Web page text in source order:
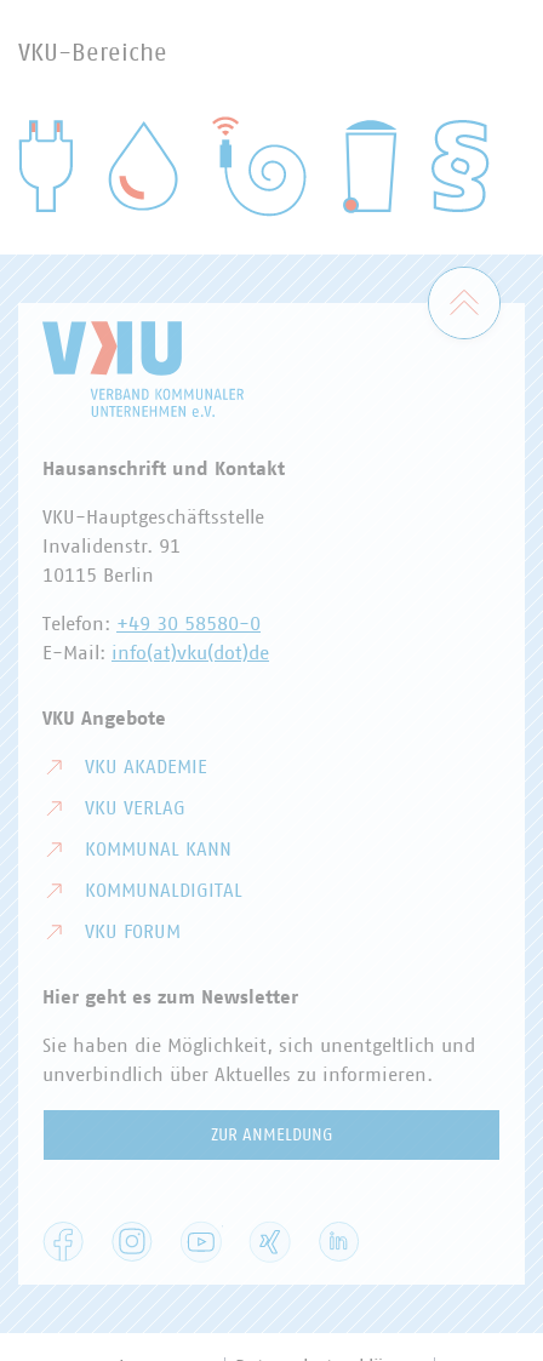
VKU-Bereiche
WASSER/ABWASSER
Zum
Hausanschrift und Kontakt
VKU-Hauptgeschäftsstelle
Invalidenstr. 91
10115 Berlin
Telefon: +49 30 58580-0
E-Mail: info(at)vku(dot)de
VKU Angebote
VKU AKADEMIE
VKU VERLAG
KOMMUNAL KANN
KOMMUNALDIGITAL
VKU FORUM
Hier geht es zum Newsletter
Sie haben die Möglichkeit, sich unentgeltlich und
unverbindlich über Aktuelles zu informieren.
ZUR ANMELDUNG
Facebook Instagram YouTube